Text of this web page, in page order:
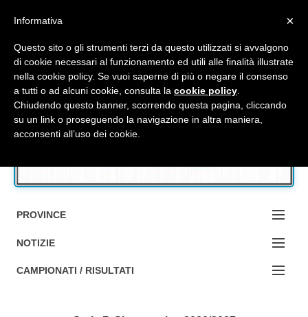
Accedi / Registrati
Contattaci
PROVINCE
EDIZIONE:
BOLOGNA
NOTIZIE
NOTIZIE:
CAMPIONATI / RISULTATI
×
Informativa
Questo sito o gli strumenti terzi da questo utilizzati si avvalgono
di cookie necessari al funzionamento ed utili alle finalità illustrate
nella cookie policy. Se vuoi saperne di più o negare il consenso
a tutti o ad alcuni cookie, consulta la cookie policy
Chiudendo questo banner, scorrendo questa pagina, cliccando
su un link o proseguendo la navigazione in altra maniera,
acconsenti all’uso dei cookie.